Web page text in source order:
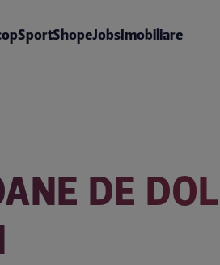
SportShopeJobsImobiliare
DE